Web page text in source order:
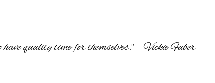
quality time for themselves." --Vickie Faber